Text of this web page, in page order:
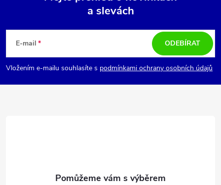
p
a
a slevách
E-mail
Vložením e-mailu souhlasíte s podmínkami ochrany osobních údajů
ODEBÍRAT